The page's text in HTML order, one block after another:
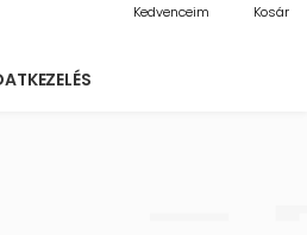
Kedvenceim Kosár